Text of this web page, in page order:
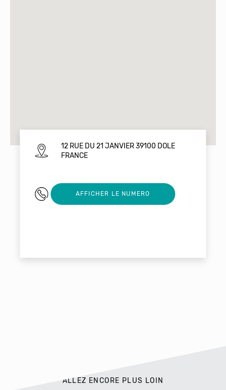
12 RUE DU 21 JANVIER 39100 DOLE
FRANCE
0384826375
AFFICHER LE NUMERO
ALLEZ ENCORE PLUS LOIN